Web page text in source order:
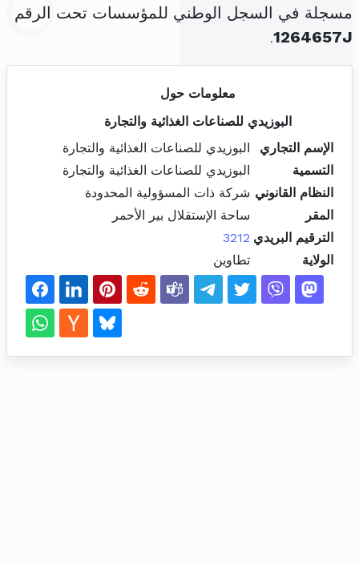
مسجلة في السجل الوطني للمؤسسات تحت الرقم
1264657J
.
معلومات حول
البوزيدي للصناعات الغذائية والتجارة
الإسم التجاري
البوزيدي للصناعات الغذائية والتجارة
التسمية
البوزيدي للصناعات الغذائية والتجارة
النظام القانوني شركة ذات المسؤولية المحدودة
المقر
ساحة الإستقلال بير الأحمر
الترقيم البريدي 3212
الولاية
تطاوين